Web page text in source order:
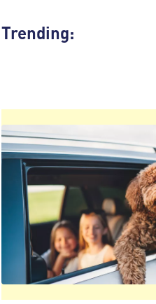
Trending: